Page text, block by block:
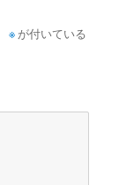
※ が付いている